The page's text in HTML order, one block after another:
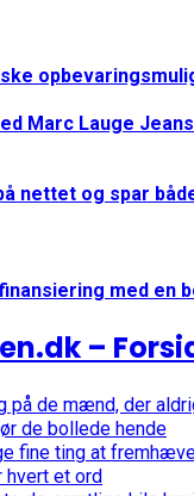
Marc Lauge
nettet og spar
med en
–
på de mænd, der
de bollede hende
fine ting at
hvert et ord